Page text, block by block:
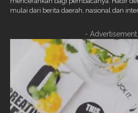
mulai dari berita daerah, nasional dan
-